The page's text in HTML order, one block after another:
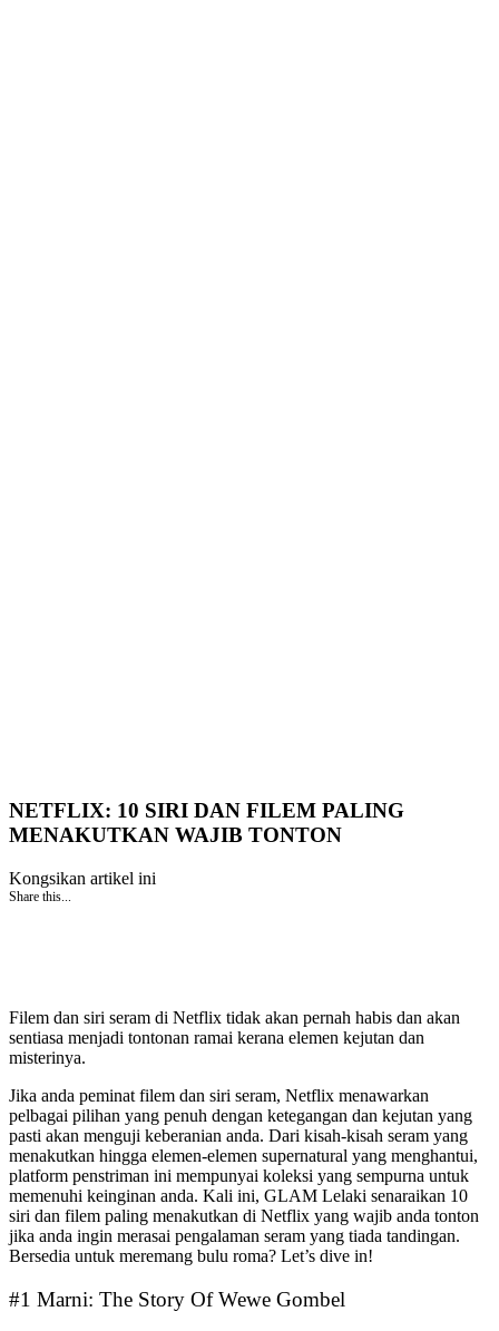
NETFLIX: 10 SIRI DAN FILEM PALING
MENAKUTKAN WAJIB TONTON
Kongsikan artikel ini
Share this...
Filem dan siri seram di Netflix tidak akan pernah habis dan akan
sentiasa menjadi tontonan ramai kerana elemen kejutan dan
misterinya.
Jika anda peminat filem dan siri seram, Netflix menawarkan
pelbagai pilihan yang penuh dengan ketegangan dan kejutan yang
pasti akan menguji keberanian anda. Dari kisah-kisah seram yang
menakutkan hingga elemen-elemen supernatural yang menghantui,
platform penstriman ini mempunyai koleksi yang sempurna untuk
memenuhi keinginan anda. Kali ini, GLAM Lelaki senaraikan 10
siri dan filem paling menakutkan di Netflix yang wajib anda tonton
jika anda ingin merasai pengalaman seram yang tiada tandingan.
Bersedia untuk meremang bulu roma? Let’s dive in!
#1 Marni: The Story Of Wewe Gombel